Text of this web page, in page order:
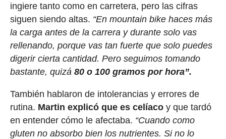
ingiere tanto como en carretera, pero las cifras
siguen siendo altas. “En mountain bike haces más
la carga antes de la carrera y durante solo vas
rellenando, porque vas tan fuerte que solo puedes
digerir cierta cantidad. Pero seguimos tomando
bastante, quizá 80 o 100 gramos por hora”.
También hablaron de intolerancias y errores de
rutina. Martin explicó que es celíacoy que tardó
en entender cómo le afectaba. “Cuando como
gluten no absorbo bien los nutrientes. Si no lo